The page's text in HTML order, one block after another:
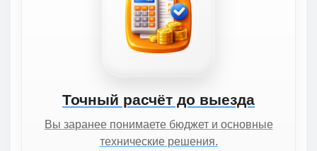
Точный расчёт до выезда
Вы заранее понимаете бюджет и основные
технические решения.